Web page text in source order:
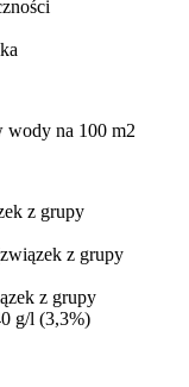
wody na 100 m2
z grupy
z grupy
z grupy
g/l (3,3%)